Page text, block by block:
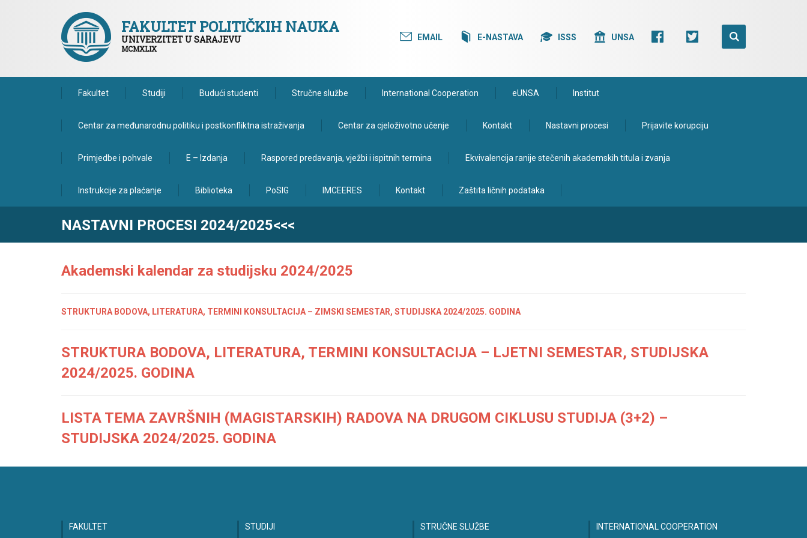
FAKULTET POLITIČKIH NAUKA
UNIVERZITET U SARAJEVU
MCMXLIX
EMAIL E-NASTAVA ISSS UNSA
Fakultet Studiji Budući studenti Stručne službe International Cooperation eUNSA Institut
Centar za međunarodnu politiku i postkonfliktna istraživanja Centar za cjeloživotno učenje Kontakt Nastavni procesi Prijavite korupciju
Primjedbe i pohvale E – Izdanja Raspored predavanja, vježbi i ispitnih termina Ekvivalencija ranije stečenih akademskih titula i zvanja
Instrukcije za plaćanje Biblioteka PoSIG IMCEERES Kontakt Zaštita ličnih podataka
NASTAVNI PROCESI 2024/2025<<<
Akademski kalendar za studijsku 2024/2025
STRUKTURA BODOVA, LITERATURA, TERMINI KONSULTACIJA – ZIMSKI SEMESTAR, STUDIJSKA 2024/2025. GODINA
STRUKTURA BODOVA, LITERATURA, TERMINI KONSULTACIJA – LJETNI SEMESTAR, STUDIJSKA
2024/2025. GODINA
LISTA TEMA ZAVRŠNIH (MAGISTARSKIH) RADOVA NA DRUGOM CIKLUSU STUDIJA (3+2) –
STUDIJSKA 2024/2025. GODINA
FAKULTET STUDIJI STRUČNE SLUŽBE INTERNATIONAL COOPERATION